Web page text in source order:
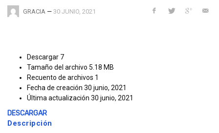
GRACIA — 30 JUNIO, 2021
Descargar 7
Tamaño del archivo 5.18 MB
Recuento de archivos 1
Fecha de creación 30 junio, 2021
Última actualización 30 junio, 2021
DESCARGAR
Descripción